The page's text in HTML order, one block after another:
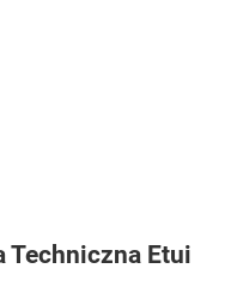
Techniczna Etui